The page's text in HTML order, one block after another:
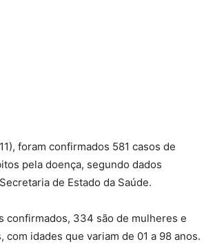
foram confirmados 581 casos de
pela doença, segundo dados
de Estado da Saúde.
confirmados, 334 são de mulheres e
com idades que variam de 01 a 98 anos.